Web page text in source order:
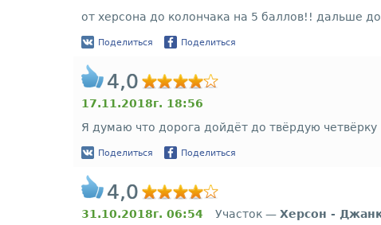
от херсона до колончака на 5 баллов!! дальше
Поделиться Поделиться
4,0
17.11.2018г. 18:56
Я думаю что дорога дойдёт до твёрдую четвёрку
Поделиться Поделиться
4,0
31.10.2018г. 06:54 Участок — Херсон -